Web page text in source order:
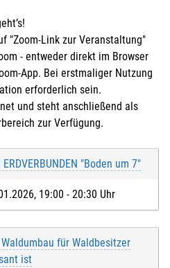
"Zoom-Link zur Veranstaltung"
- entweder direkt im Browser
App. Bei erstmaliger Nutzung
erforderlich sein.
und steht anschließend als
zur Verfügung.
ERDVERBUNDEN "Boden um 7"
19:00 - 20:30 Uhr
für Waldbesitzer
ist